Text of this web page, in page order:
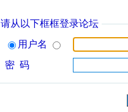
请从以下框框登录论坛
用户名
密 码